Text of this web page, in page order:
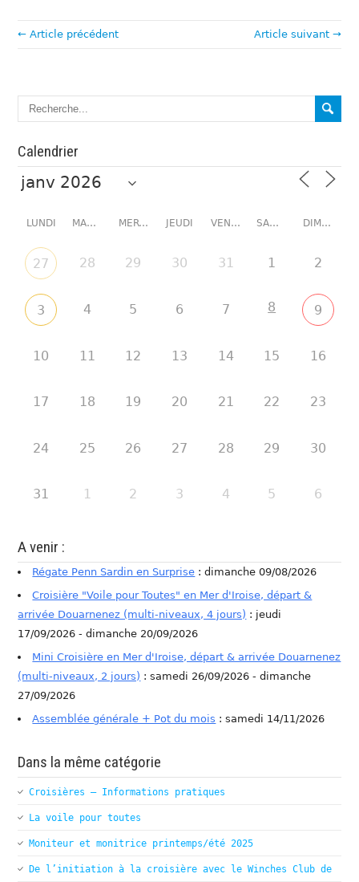
← Article précédent Article suivant →
Calendrier
LUNDI MARDI MERCREDI JEUDI VENDREDI SAMEDI DIMANCHE
27 28 29 30 31 1 2
3 4 5 6 7 8 9
10 11 12 13 14 15 16
17 18 19 20 21 22 23
24 25 26 27 28 29 30
31 1 2 3 4 5 6
A venir :
Régate Penn Sardin en Surprise : dimanche 09/08/2026
Croisière "Voile pour Toutes" en Mer d'Iroise, départ &
arrivée Douarnenez (multi-niveaux, 4 jours) : jeudi
17/09/2026 - dimanche 20/09/2026
Mini Croisière en Mer d'Iroise, départ & arrivée Douarnenez
(multi-niveaux, 2 jours) : samedi 26/09/2026 - dimanche
27/09/2026
Assemblée générale + Pot du mois : samedi 14/11/2026
Dans la même catégorie
Croisières – Informations pratiques
La voile pour toutes
Moniteur et monitrice printemps/été 2025
De l’initiation à la croisière avec le Winches Club de